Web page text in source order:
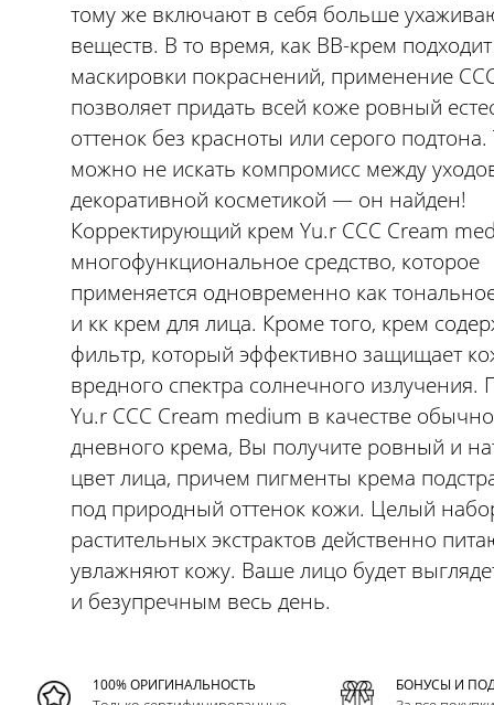
тому же включают в себя больше
веществ. В то время, как BB-крем
маскировки покраснений, применение
позволяет придать всей коже ровный
оттенок без красноты или серого
можно не искать компромисс между
декоративной косметикой — он найден!
Корректирующий крем Yu.r CCC Cream
многофункциональное средство, которое
применяется одновременно как
и кк крем для лица. Кроме того, крем
фильтр, который эффективно защищает
вредного спектра солнечного излучения.
Yu.r CCC Cream medium в качестве
дневного крема, Вы получите ровный и
цвет лица, причем пигменты крема
под природный оттенок кожи. Целый
растительных экстрактов действенно
увлажняют кожу. Ваше лицо будет
и безупречным весь день.
100% ОРИГИНАЛЬНОСТЬ БОНУСЫ И